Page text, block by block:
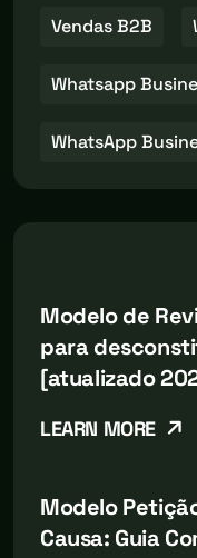
Vendas B2B
Whatsapp
WhatsApp
Modelo de
para
[atualizado
LEARN MORE
Modelo
Causa: Guia